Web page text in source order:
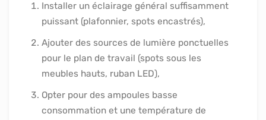
Installer un éclairage général suffisamment
puissant (plafonnier, spots encastrés),
Ajouter des sources de lumière ponctuelles
pour le plan de travail (spots sous les
meubles hauts, ruban LED),
Opter pour des ampoules basse
consommation et une température de